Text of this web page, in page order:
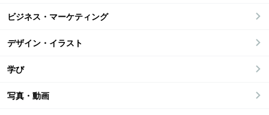
ビジネス・マーケティング
デザイン・イラスト
学び
写真・動画